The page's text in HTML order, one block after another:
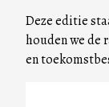
Deze editie
houden we
en